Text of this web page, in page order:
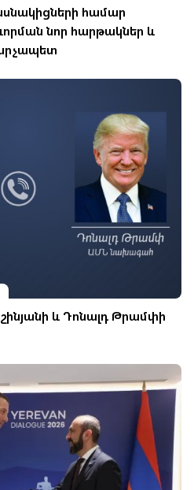
համար
նոր հարթակներ և
և Դոնալդ Թրամփի